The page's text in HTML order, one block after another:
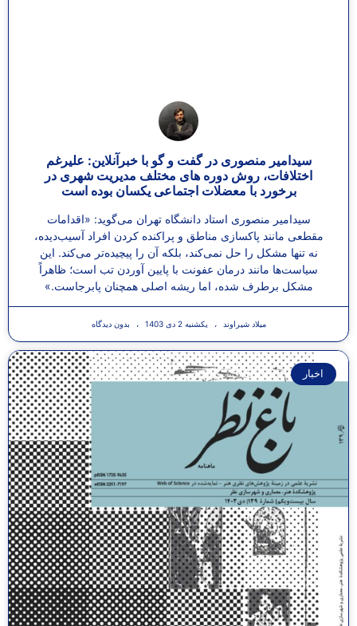
سیدامیر منصوری در گفت و گو با خبرآنلاین: علیرغم
اختلافات، روش دوره های مختلف مدیریت شهری در
برخورد با معضلات اجتماعی یکسان بوده است
سیدامیر منصوری استاد دانشگاه تهران می‌گوید: «اقدامات
مقطعی مانند پاکسازی مناطق و پراکنده کردن افراد آسیب‌دیده،
نه تنها مشکل را حل نمی‌کند، بلکه آن را پیچیده‌تر می‌کند. این
سیاست‌ها مانند درمان عفونت با پایین آوردن تب است؛ ظاهراً
مشکل برطرف شده، اما ریشه اصلی همچنان پابرجاست.»
میلاد شیراوند یکشنبه 2 دی 1403 بدون دیدگاه
اخبار